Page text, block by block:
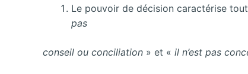
Le pouvoir de décision caractérise
pas
conseil ou conciliation » et « il n’est pas